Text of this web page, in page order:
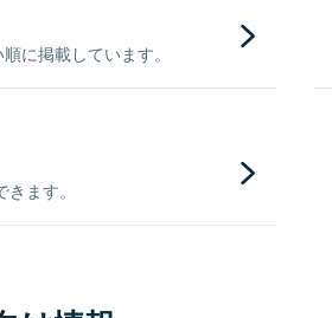
に掲載しています。
ます。